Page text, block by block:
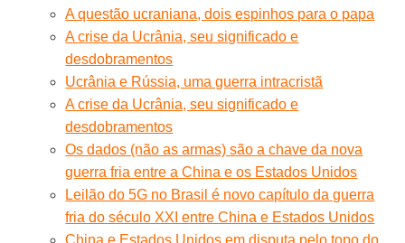
A questão ucraniana, dois espinhos para o papa
A crise da Ucrânia, seu significado e
desdobramentos
Ucrânia e Rússia, uma guerra intracristã
A crise da Ucrânia, seu significado e
desdobramentos
Os dados (não as armas) são a chave da nova
guerra fria entre a China e os Estados Unidos
Leilão do 5G no Brasil é novo capítulo da guerra
fria do século XXI entre China e Estados Unidos
China e Estados Unidos em disputa pelo topo do